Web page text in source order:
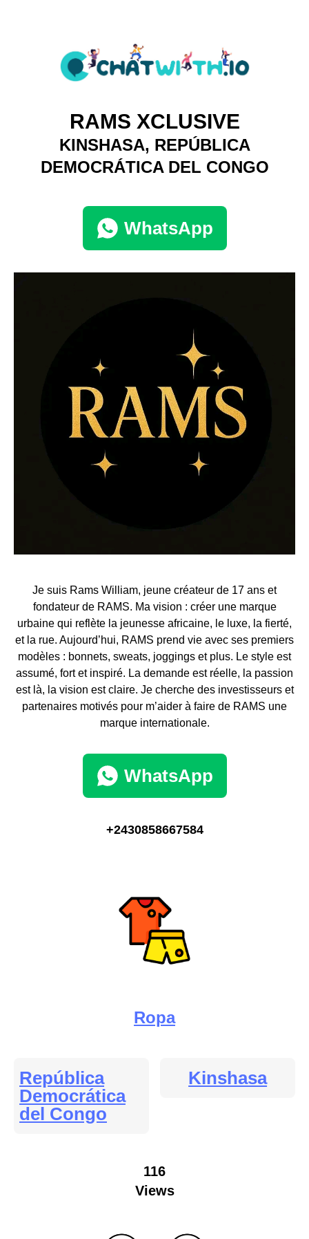
RAMS XCLUSIVE
KINSHASA, REPÚBLICA
DEMOCRÁTICA DEL CONGO
WhatsApp
Je suis Rams William, jeune créateur de 17 ans et
fondateur de RAMS. Ma vision : créer une marque
urbaine qui reflète la jeunesse africaine, le luxe, la fierté,
et la rue. Aujourd’hui, RAMS prend vie avec ses premiers
modèles : bonnets, sweats, joggings et plus. Le style est
assumé, fort et inspiré. La demande est réelle, la passion
est là, la vision est claire. Je cherche des investisseurs et
partenaires motivés pour m’aider à faire de RAMS une
marque internationale.
WhatsApp
+2430858667584
Ropa
República
Democrática
del Congo
Kinshasa
116
Views